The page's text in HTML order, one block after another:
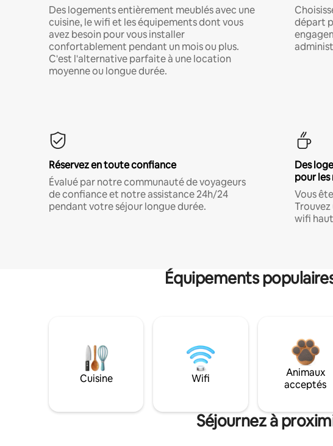
Des logements entièrement meublés avec une
cuisine, le wifi et les équipements dont vous
avez besoin pour vous installer
confortablement pendant un mois ou plus.
C'est l'alternative parfaite à une location
moyenne ou longue durée.
départ
Réservez en toute confiance
Évalué par notre communauté de voyageurs
de confiance et notre assistance 24h/24
pendant votre séjour longue durée.
Des
pour les
Vous
Trouvez
wifi
Équipements
Cuisine Wifi
Animaux
acceptés
Séjournez à